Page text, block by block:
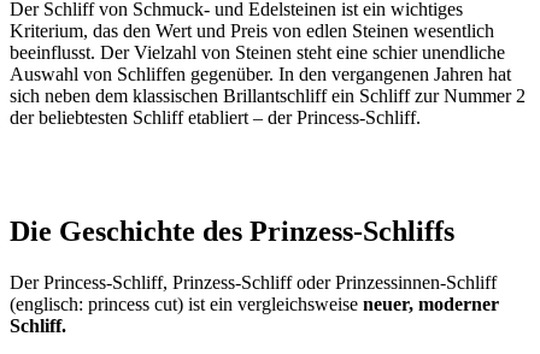
Der Schliff von Schmuck- und Edelsteinen ist ein wichtiges
Kriterium, das den Wert und Preis von edlen Steinen wesentlich
beeinflusst. Der Vielzahl von Steinen steht eine schier unendliche
Auswahl von Schliffen gegenüber. In den vergangenen Jahren hat
sich neben dem klassischen Brillantschliff ein Schliff zur Nummer 2
der beliebtesten Schliff etabliert – der Princess-Schliff.
Die Geschichte des Prinzess-Schliffs
Der Princess-Schliff, Prinzess-Schliff oder Prinzessinnen-Schliff
(englisch: princess cut) ist ein vergleichsweise neuer, moderner
Schliff.